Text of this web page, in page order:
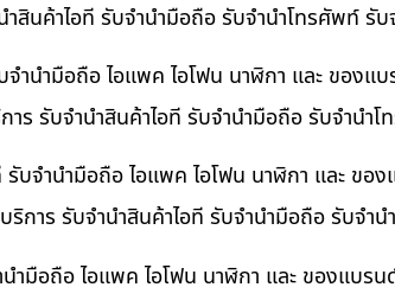
สินค้าไอที รับจำนำมือถือ รับจำนำโทรศัพท์ รั
ำนำมือถือ ไอแพค ไอโฟน นาฬิกา และ ของแ
ร รับจำนำสินค้าไอที รับจำนำมือถือ รับจำนำ
บจำนำมือถือ ไอแพค ไอโฟน นาฬิกา และ ขอ
การ รับจำนำสินค้าไอที รับจำนำมือถือ รับจำ
ำมือถือ ไอแพค ไอโฟน นาฬิกา และ ของแบรน